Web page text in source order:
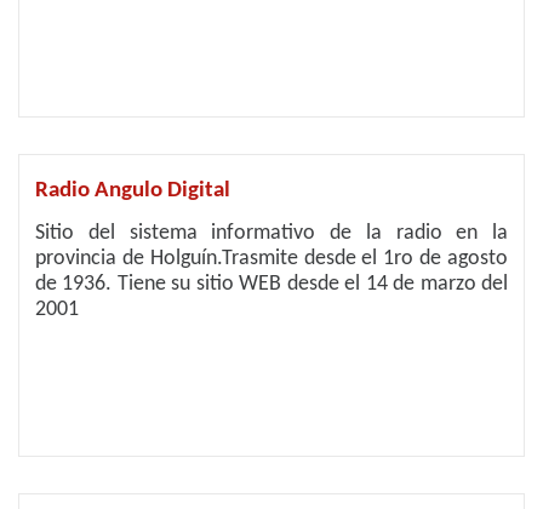
Radio Angulo Digital
Sitio del sistema informativo de la radio en la
provincia de Holguín.Trasmite desde el 1ro de agosto
de 1936. Tiene su sitio WEB desde el 14 de marzo del
2001